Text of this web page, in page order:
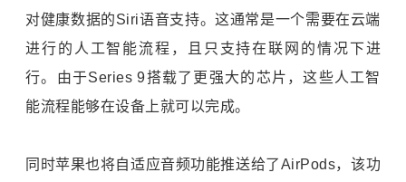
对健康数据的Siri语音支持。这通常是一个需要在云端
进行的人工智能流程，且只支持在联网的情况下进
行。由于Series 9搭载了更强大的芯片，这些人工智
能流程能够在设备上就可以完成。
同时苹果也将自适应音频功能推送给了AirPods，该功